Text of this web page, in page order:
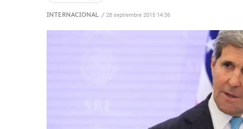
INTERNACIONAL / 28 septiembre 2015 14:36